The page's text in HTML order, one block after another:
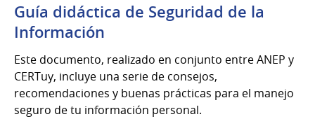
Guía didáctica de Seguridad de la
Información
Este documento, realizado en conjunto entre ANEP y
CERTuy, incluye una serie de consejos,
recomendaciones y buenas prácticas para el manejo
seguro de tu información personal.